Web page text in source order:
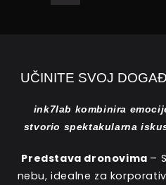
UČINITE SVOJ
ink7lab kombinira
stvorio spektakularna
Predstava dronovima –
nebu, idealne za